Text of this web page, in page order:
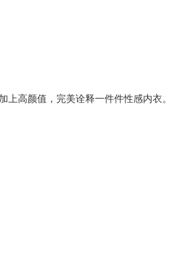
高颜值，完美诠释一件件性感内衣。